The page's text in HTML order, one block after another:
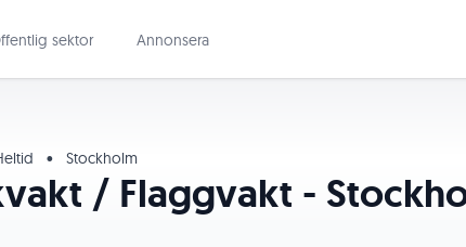
sektor Annonsera
• Stockholm
/ Flaggvakt -